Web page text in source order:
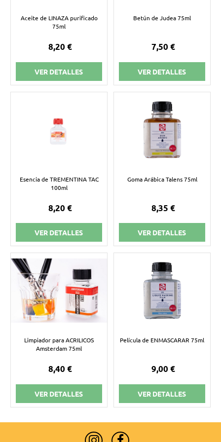
Aceite de LINAZA purificado
75ml
8,20 €
VER DETALLES
Betún de Judea 75ml
7,50 €
VER DETALLES
Esencia de TREMENTINA TAC
100ml
8,20 €
VER DETALLES
Goma Arábica Talens 75ml
8,35 €
VER DETALLES
Limpiador para ACRILICOS
Amsterdam 75ml
8,40 €
VER DETALLES
Película de ENMASCARAR 75ml
9,00 €
VER DETALLES